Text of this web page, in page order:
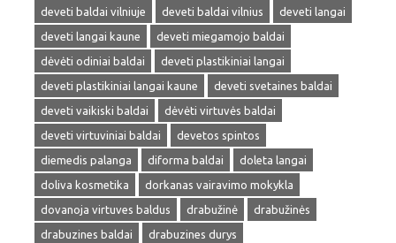
deveti baldai vilniuje deveti baldai vilnius
deveti langai
deveti langai kaune
deveti miegamojo baldai
dėvėti odiniai baldai
deveti plastikiniai langai
deveti plastikiniai langai kaune
deveti svetaines baldai
deveti vaikiski baldai
dėvėti virtuvės baldai
deveti virtuviniai baldai
devetos spintos
diemedis palanga
diforma baldai
doleta langai
doliva kosmetika
dorkanas vairavimo mokykla
dovanoja virtuves baldus
drabužinė
drabužinės
drabuzines baldai
drabuzines durys